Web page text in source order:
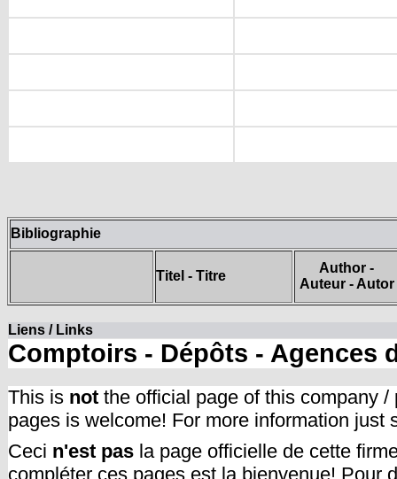
Bibliographie
Titel - Titre
Author -
Auteur - Autor
Liens / Links
Comptoirs - Dépôts - Agences
This is not the official page of this company
pages is welcome! For more information just
Ceci n'est pas la page officielle de cette
compléter ces pages est la bienvenue! Pour